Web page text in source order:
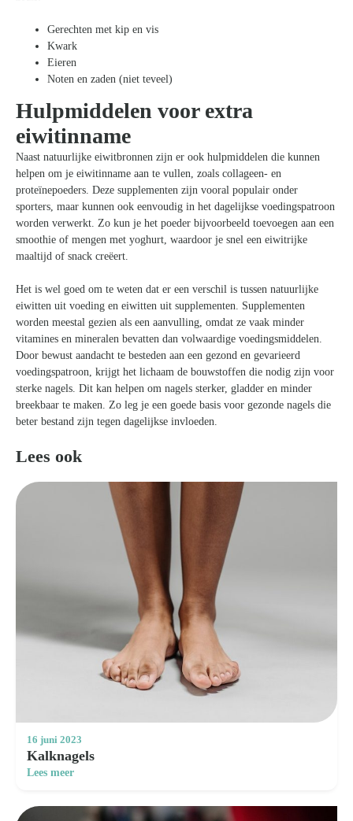
Gerechten met kip en vis
Kwark
Eieren
Noten en zaden (niet teveel)
Hulpmiddelen voor extra
eiwitinname
Naast natuurlijke eiwitbronnen zijn er ook hulpmiddelen die kunnen
helpen om je eiwitinname aan te vullen, zoals collageen- en
proteïnepoeders. Deze supplementen zijn vooral populair onder
sporters, maar kunnen ook eenvoudig in het dagelijkse voedingspatroon
worden verwerkt. Zo kun je het poeder bijvoorbeeld toevoegen aan een
smoothie of mengen met yoghurt, waardoor je snel een eiwitrijke
maaltijd of snack creëert.
Het is wel goed om te weten dat er een verschil is tussen natuurlijke
eiwitten uit voeding en eiwitten uit supplementen. Supplementen
worden meestal gezien als een aanvulling, omdat ze vaak minder
vitamines en mineralen bevatten dan volwaardige voedingsmiddelen.
Door bewust aandacht te besteden aan een gezond en gevarieerd
voedingspatroon, krijgt het lichaam de bouwstoffen die nodig zijn voor
sterke nagels. Dit kan helpen om nagels sterker, gladder en minder
breekbaar te maken. Zo leg je een goede basis voor gezonde nagels die
beter bestand zijn tegen dagelijkse invloeden.
Lees ook
16 juni 2023
Kalknagels
Lees meer